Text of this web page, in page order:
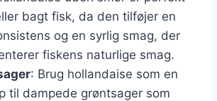
bagt fisk, da den tilføjer en
og en syrlig smag, der
fiskens naturlige smag.
: Brug hollandaise som en
til dampede grøntsager som